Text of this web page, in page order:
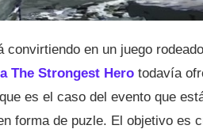
convirtiendo en un juego
The Strongest Hero todavía
es el caso del evento que
forma de puzle. El objetivo es